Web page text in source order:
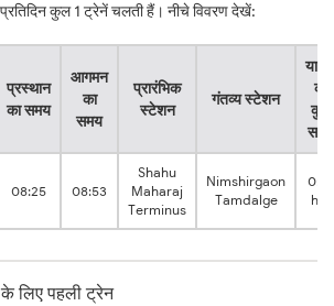
प्रतिदिन कुल 1 ट्रेनें चलती हैं। नीचे विवरण देखें:
प्रस्थान
का समय
आगमन
का
समय
प्रारंभिक
स्टेशन
गंतव्य स्टेशन
का
कुल
समय
08:25 08:53
Shahu
Maharaj
Terminus
Nimshirgaon
Tamdalge
0:28
hrs
के लिए पहली ट्रेन